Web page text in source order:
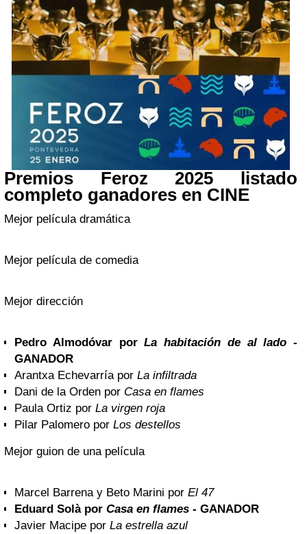
Premios Feroz 2025 listado
completo ganadores en CINE
Mejor película dramática
Mejor película de comedia
Mejor dirección
Pedro Almodóvar porLa habitación de al lado -
GANADOR
Arantxa Echevarría por La infiltrada
Dani de la Orden por Casa en flames
Paula Ortiz por La virgen roja
Pilar Palomero por Los destellos
Mejor guion de una película
Marcel Barrena y Beto Marini por El 47
Eduard Solà por Casa en flames - GANADOR
Javier Macipe por La estrella azul